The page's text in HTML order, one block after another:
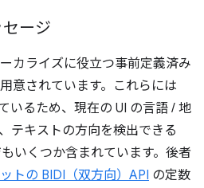
ージ
カライズに役立つ事前定義済み
意されています。これらには
いるため、現在の UI の言語 / 地
テキストの方向を検出できる
いくつか含まれています。後者
トの BIDI（双方向）API の定数